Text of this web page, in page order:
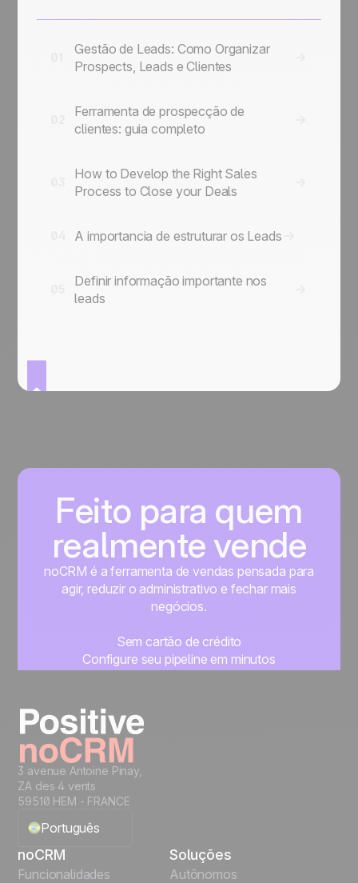
Gestão de Leads: Como Organizar
Prospects, Leads e Clientes
Ferramenta de prospecção de
clientes: guia completo
How to Develop the Right Sales
Process to Close your Deals
A importancia de estruturar os Leads
Definir informação importante nos
leads
Feito para quem
realmente vende
noCRM é a ferramenta de vendas pensada para
agir, reduzir o administrativo e fechar mais
negócios.
Sem cartão de crédito
Configure seu pipeline em minutos
3 avenue Antoine Pinay,
ZA des 4 vents
59510 HEM - FRANCE
Português
English
noCRM
Funcionalidades
Soluções
Autônomos